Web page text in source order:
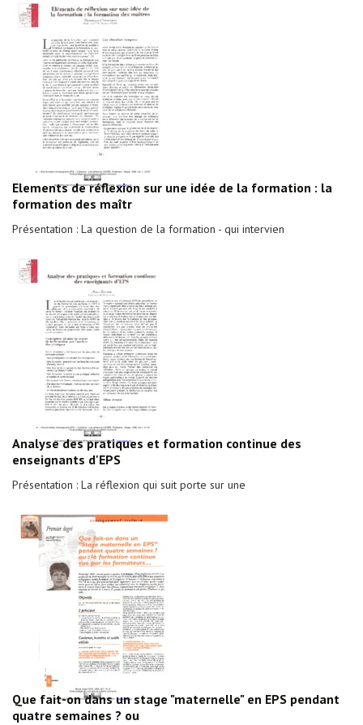
Elements de réflexion sur une idée de la formation : la
formation des maîtr
Présentation : La question de la formation - qui intervien
Analyse des pratiques et formation continue des
enseignants d'EPS
Présentation : La réflexion qui suit porte sur une
Que fait-on dans un stage "maternelle" en EPS pendant
quatre semaines ? ou